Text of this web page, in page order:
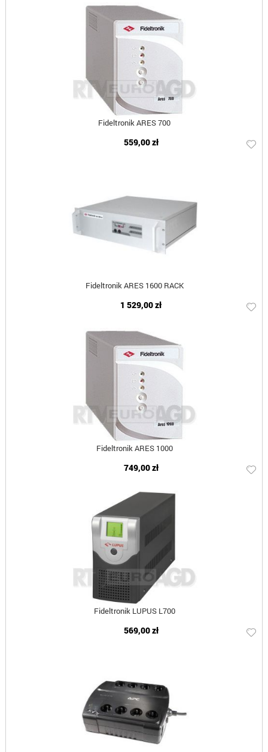
Fideltronik ARES 700
559,00 zł
Fideltronik ARES 1600 RACK
1 529,00 zł
Fideltronik ARES 1000
749,00 zł
Fideltronik LUPUS L700
569,00 zł